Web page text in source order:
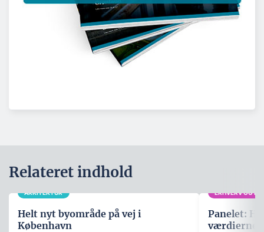
Relateret indhold
ARKITEKTUR
Helt nyt byområde på vej i
København
ERHVERV OG
Panelet:
værdierne,